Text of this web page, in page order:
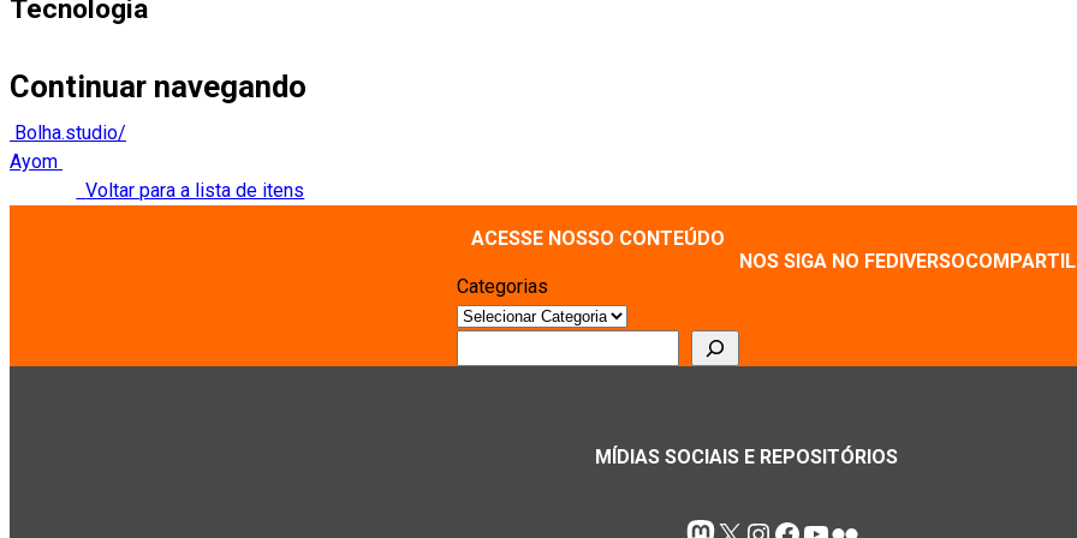
Tecnologia
Continuar navegando
Bolha.studio/
Ayom
Voltar para a lista de itens
ACESSE NOSSO CONTEÚDO
Categorias
NOS SIGA NO FEDIVERSO
MÍDIAS SOCIAIS E REPOSITÓRIOS